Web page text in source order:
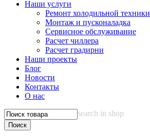
Наши услуги
Ремонт холодильной техники
Монтаж и пусконаладка
Сервисное обслуживание
Расчет чиллера
Расчет градирни
Наши проекты
Блог
Новости
Контакты
О нас
search in shop